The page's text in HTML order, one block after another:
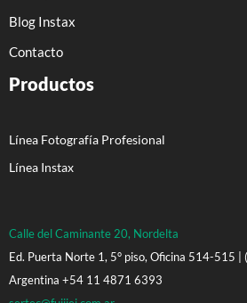
Blog Instax
Contacto
Productos
Línea Fotografía Profesional
Línea Instax
Calle del Caminante 20, Nordelta
Ed. Puerta Norte 1, 5° piso, Oficina 514-515 |
Argentina +54 11 4871 6393